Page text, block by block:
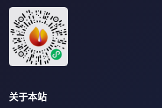
关于本站